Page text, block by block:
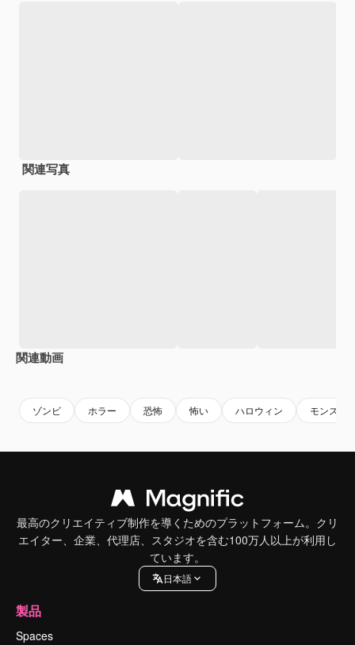
関連写真
関連動画
ゾンビ ホラー 恐怖 怖い ハロウィン モンスタ
最高のクリエイティブ制作を導くためのプラットフォーム。クリ
エイター、企業、代理店、スタジオを含む100万人以上が利用し
ています。
日本語
製品
Spaces